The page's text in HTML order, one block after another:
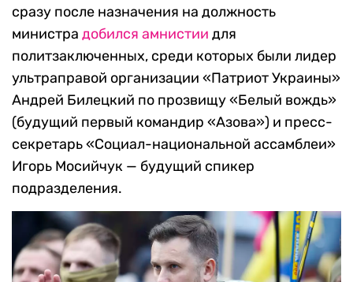
сразу после назначения на должность
министра добился амнистии для
политзаключенных, среди которых были лидер
ультраправой организации «Патриот Украины»
Андрей Билецкий по прозвищу «Белый вождь»
(будущий первый командир «Азова») и пресс-
секретарь «Социал-национальной ассамблеи»
Игорь Мосийчук — будущий спикер
подразделения.